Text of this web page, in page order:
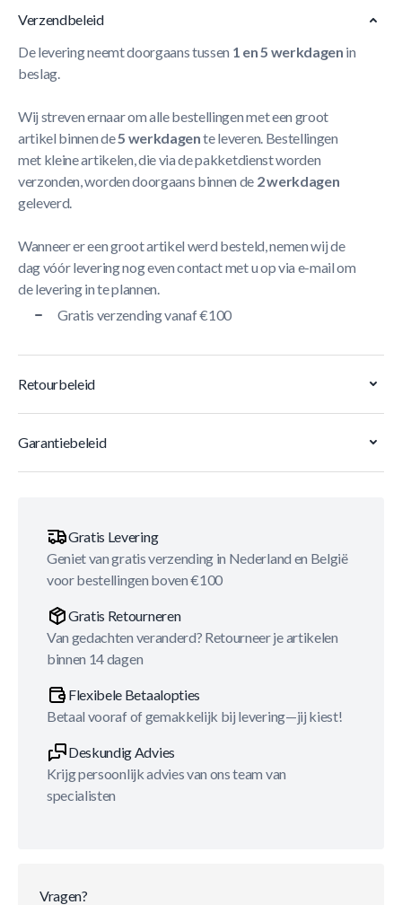
Verzendbeleid
De levering neemt doorgaans tussen 1 en 5 werkdagen in
beslag.
Wij streven ernaar om alle bestellingen met een groot
artikel binnen de5 werkdagente leveren. Bestellingen
met kleine artikelen, die via de pakketdienst worden
verzonden, worden doorgaans binnen de 2 werkdagen
geleverd.
Wanneer er een groot artikel werd besteld, nemen wij de
dag vóór levering nog even contact met u op via e-mail om
de levering in te plannen.
Gratis verzending vanaf €100
Retourbeleid
Garantiebeleid
Gratis Levering
Geniet van gratis verzending in Nederland en België
voor bestellingen boven €100
Gratis Retourneren
Van gedachten veranderd? Retourneer je artikelen
binnen 14 dagen
Flexibele Betaalopties
Betaal vooraf of gemakkelijk bij levering—jij kiest!
Deskundig Advies
Krijg persoonlijk advies van ons team van
specialisten
Vragen?